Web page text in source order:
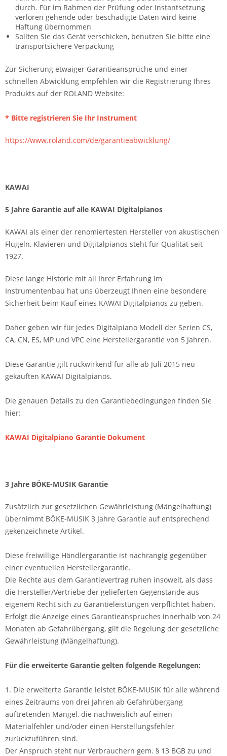
durch. Für im Rahmen der Prüfung oder Instantsetzung
verloren gehende oder beschädigte Daten wird keine
Haftung übernommen
Sollten Sie das Gerät verschicken, benutzen Sie bitte eine
transportsichere Verpackung
Zur Sicherung etwaiger Garantieansprüche und einer
schnellen Abwicklung empfehlen wir die Registrierung Ihres
Produkts auf der ROLAND Website:
* Bitte registrieren Sie Ihr Instrument
https://www.roland.com/de/garantieabwicklung/
KAWAI
5 Jahre Garantie auf alle KAWAI Digitalpianos
KAWAI als einer der renomiertesten Hersteller von akustischen
Flügeln, Klavieren und Digitalpianos steht für Qualität seit
1927.
Diese lange Historie mit all Ihrer Erfahrung im
Instrumentenbau hat uns überzeugt Ihnen eine besondere
Sicherheit beim Kauf eines KAWAI Digitalpianos zu geben.
Daher geben wir für jedes Digitalpiano Modell der Serien CS,
CA, CN, ES, MP und VPC eine Herstellergarantie von 5 Jahren.
Diese Garantie gilt rückwirkend für alle ab Juli 2015 neu
gekauften KAWAI Digitalpianos.
Die genauen Details zu den Garantiebedingungen finden Sie
hier:
KAWAI Digitalpiano Garantie Dokument
3 Jahre BÖKE-MUSIK Garantie
Zusätzlich zur gesetzlichen Gewährleistung (Mängelhaftung)
übernimmt BÖKE-MUSIK 3 Jahre Garantie auf entsprechend
gekenzeichnete Artikel.
Diese freiwillige Händlergarantie ist nachrangig gegenüber
einer eventuellen Herstellergarantie.
Die Rechte aus dem Garantievertrag ruhen insoweit, als dass
die Hersteller/Vertriebe der gelieferten Gegenstände aus
eigenem Recht sich zu Garantieleistungen verpflichtet haben.
Erfolgt die Anzeige eines Garantieanspruches innerhalb von 24
Monaten ab Gefahrübergang, gilt die Regelung der gesetzliche
Gewährleistung (Mängelhaftung).
Für die erweiterte Garantie gelten folgende Regelungen:
1. Die erweiterte Garantie leistet BÖKE-MUSIK für alle während
eines Zeitraums von drei Jahren ab Gefahrübergang
auftretenden Mängel, die nachweislich auf einen
Materialfehler und/oder einen Herstellungsfehler
zurückzuführen sind.
Der Anspruch steht nur Verbrauchern gem. § 13 BGB zu und